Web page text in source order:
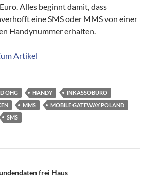
Alles beginnt damit, dass
eine SMS oder MMS von einer
Handynummer erhalten.
Artikel
OHG HANDY
INKASSOBÜRO
MMS
MOBILE GATEWAY POLAND
SMS
frei Haus